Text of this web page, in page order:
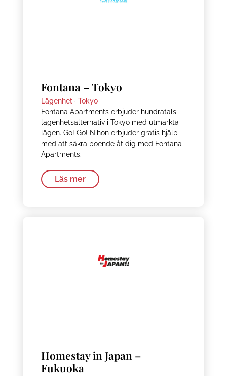
Fontana – Tokyo
Lägenhet · Tokyo
Fontana Apartments erbjuder hundratals
lägenhetsalternativ i Tokyo med utmärkta
lägen. Go! Go! Nihon erbjuder gratis hjälp
med att säkra boende åt dig med Fontana
Apartments.
Läs mer
Homestay in Japan –
Fukuoka